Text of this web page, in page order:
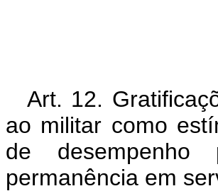
Art. 12.
ao militar como
de
permanência em